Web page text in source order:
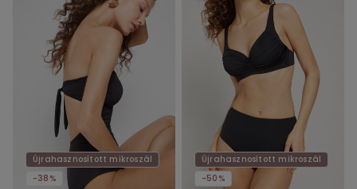
Újrahasznosított mikroszál
-38%
Újrahasznosított mikroszál
-50%